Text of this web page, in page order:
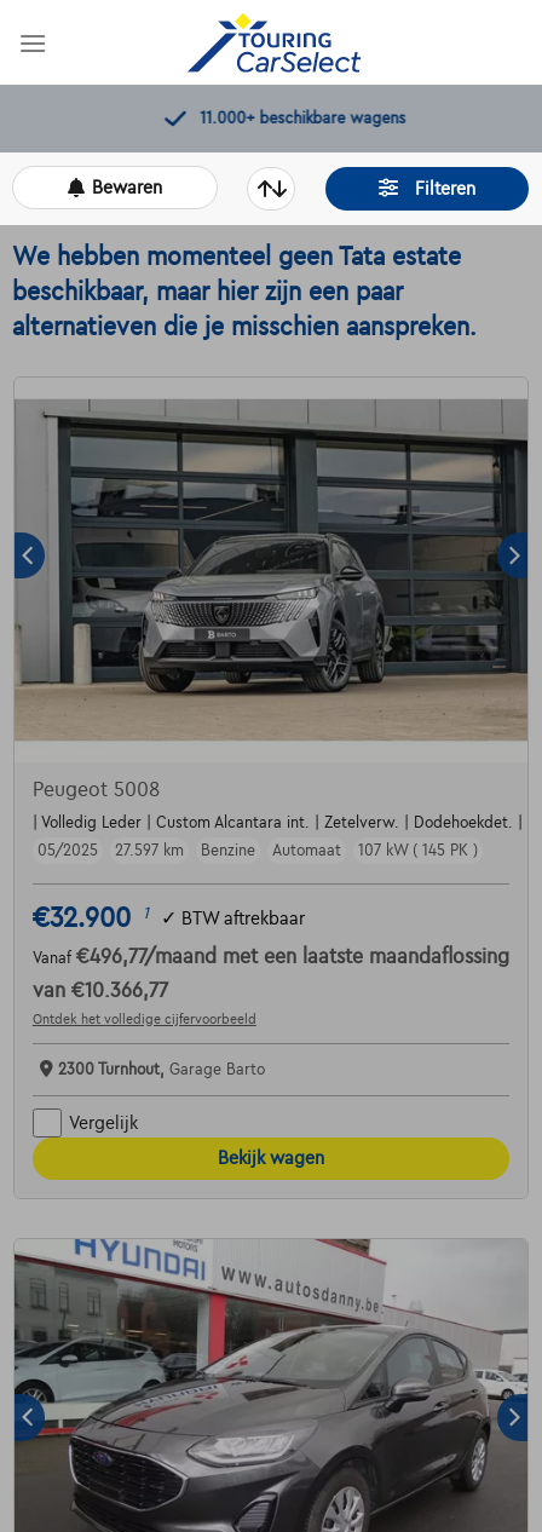
11.000+beschikbare wagens
Filteren
Bewaren
We hebben momenteel geen Tata estate
beschikbaar, maar hier zijn een paar
alternatieven die je misschien aanspreken.
Peugeot 5008
| Volledig Leder | Custom Alcantara int. | Zetelverw. | Dodehoekdet. |
05/2025
27.597 km Benzine Automaat 107 kW ( 145 PK )
€32.900 1 ✓ BTW aftrekbaar
Vanaf €496,77/maand met een laatste maandaflossing
van €10.366,77
Ontdek het volledige cijfervoorbeeld
2300 Turnhout, Garage Barto
Vergelijk
Bekijk wagen